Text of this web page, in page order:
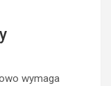
wymaga